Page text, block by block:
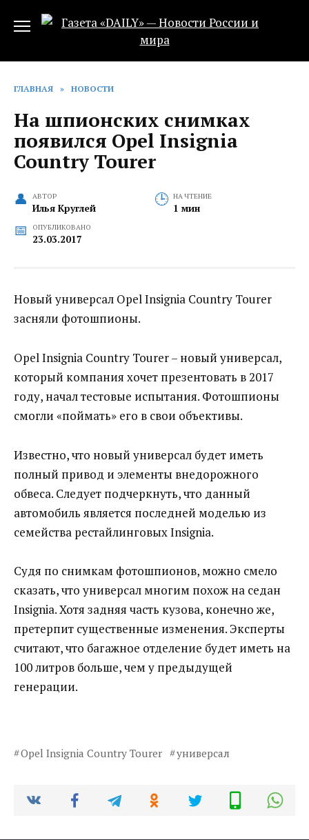
ГЛАВНАЯ » НОВОСТИ
На шпионских снимках
появился Opel Insignia
Country Tourer
АВТОР
Илья Круглей
НА ЧТЕНИЕ
1 мин
ОПУБЛИКОВАНО
23.03.2017
Новый универсал Opel Insignia Country Tourer
засняли фотошпионы.
Opel Insignia Country Tourer – новый универсал,
который компания хочет презентовать в 2017
году, начал тестовые испытания. Фотошпионы
смогли «поймать» его в свои объективы.
Известно, что новый универсал будет иметь
полный привод и элементы внедорожного
обвеса. Следует подчеркнуть, что данный
автомобиль является последней моделью из
семейства рестайлинговых Insignia.
Судя по снимкам фотошпионов, можно смело
сказать, что универсал многим похож на седан
Insignia. Хотя задняя часть кузова, конечно же,
претерпит существенные изменения. Эксперты
считают, что багажное отделение будет иметь на
100 литров больше, чем у предыдущей
генерации.
Opel Insignia Country Tourer универсал